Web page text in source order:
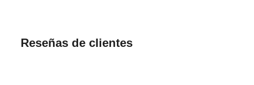
Reseñas de clientes